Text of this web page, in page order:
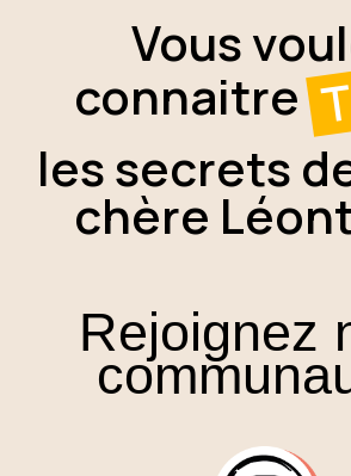
Vous
connaitre
les secrets
chère
Rejoignez